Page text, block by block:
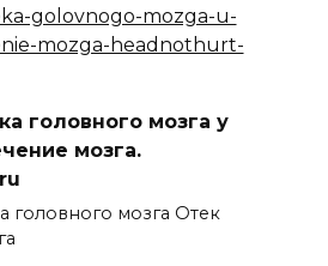
головного мозга у
мозга.
головного мозга Отек